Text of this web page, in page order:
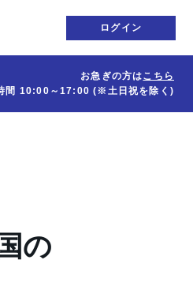
ログイン
お急ぎの方はこちら
間 10:00～17:00(※土日祝を除く)
の